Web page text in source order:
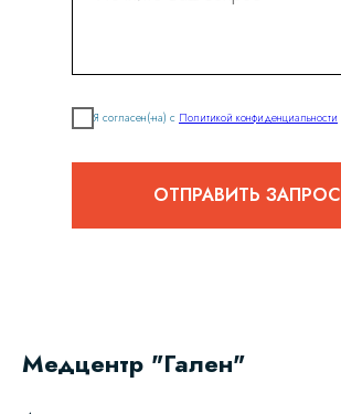
Я согласен(-на) с Политикой конфиденциальности
ОТПРАВИТЬ ЗАПРОС
Медцентр "Гален"